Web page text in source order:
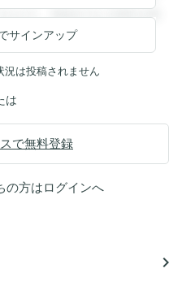
ます。登録すると回答を閲
サインアップ
は投稿されません
は
で無料登録
の方はログインへ
navigate_next